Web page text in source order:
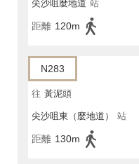
尖沙咀麼地道 站
距離 120m
N283
往 黃泥頭
尖沙咀東（麼地道） 站
距離 130m